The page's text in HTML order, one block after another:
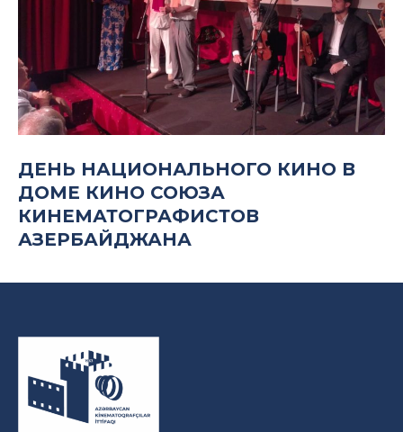
ДЕНЬ НАЦИОНАЛЬНОГО КИНО В
ДОМЕ КИНО СОЮЗА
КИНЕМАТОГРАФИСТОВ
АЗЕРБАЙДЖАНА